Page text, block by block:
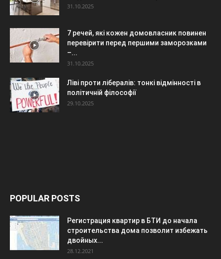
31.10.2025
7 речей, які кожен домовласник повинен
перевірити перед першими заморозками
–...
31.10.2025
Ліві проти лібералів: тонкі відмінності в
політичній філософії
29.10.2025
POPULAR POSTS
Регистрация квартир в БТИ до начала
строительства дома позволит избежать
двойных...
28.12.2021